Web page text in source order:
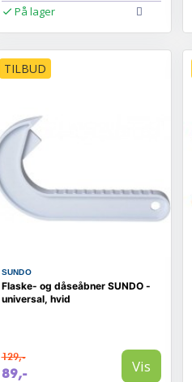
På lager
TILBUD
SUNDO
Flaske- og dåseåbner SUNDO -
universal, hvid
129,-
89,- Vis